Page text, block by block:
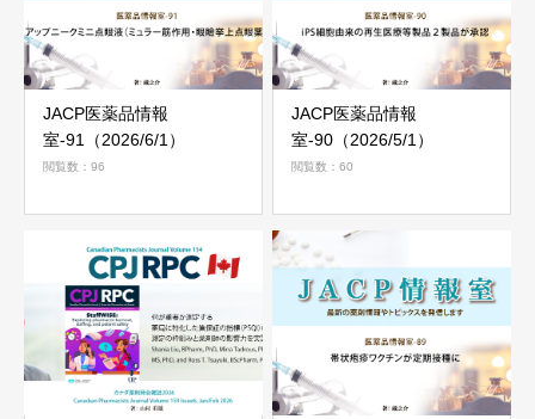
JACP医薬品情報
室-91（2026/6/1）
閲覧数：96
JACP医薬品情報
室-90（2026/5/1）
閲覧数：60